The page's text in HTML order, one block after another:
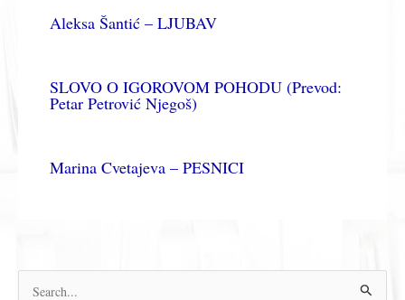
Aleksa Šantić – LJUBAV
SLOVO O IGOROVOM POHODU (Prevod:
Petar Petrović Njegoš)
Marina Cvetajeva – PESNICI